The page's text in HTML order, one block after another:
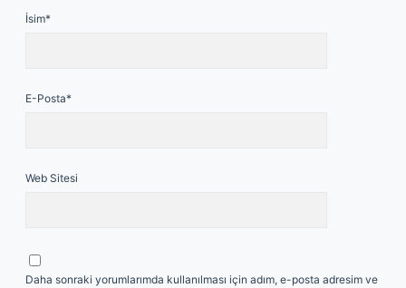
İsim*
E-Posta*
Web Sitesi
Daha sonraki yorumlarımda kullanılması için adım, e-posta adresim ve